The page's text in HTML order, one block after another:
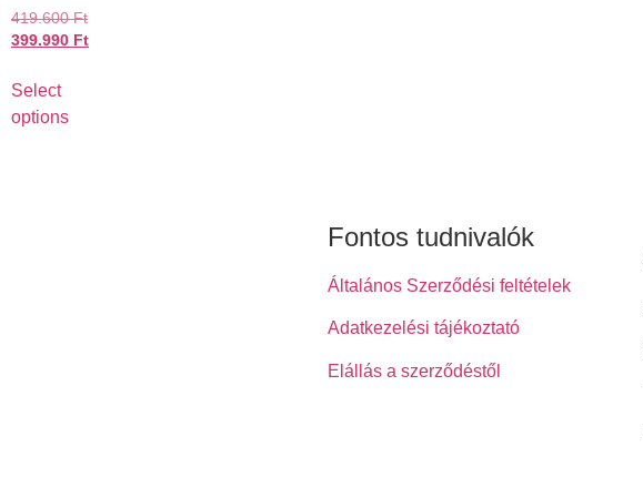
419.600Ft
399.990 Ft
Select
options
Fontos tudnivalók
Általános Szerződési feltételek
Adatkezelési tájékoztató
Elállás a szerződéstől